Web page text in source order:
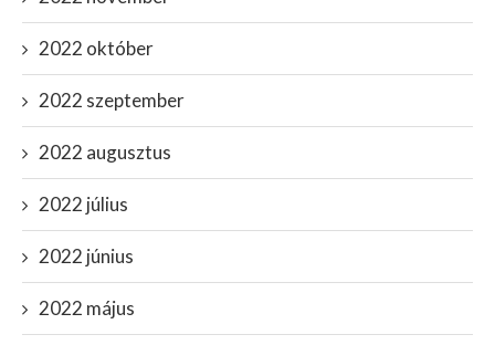
2022 október
2022 szeptember
2022 augusztus
2022 július
2022 június
2022 május